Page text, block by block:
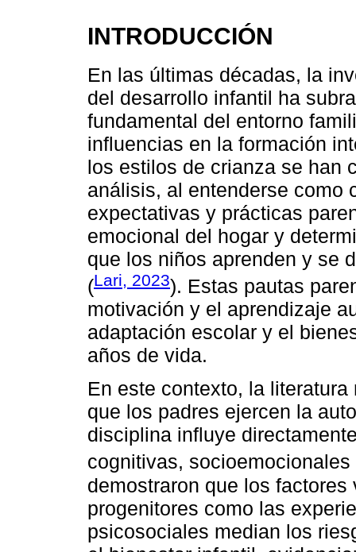
INTRODUCCIÓN
En las últimas décadas, la
del desarrollo infantil ha
fundamental del entorno
influencias en la formación
los estilos de crianza se han
análisis, al entenderse como
expectativas y prácticas
emocional del hogar y
que los niños aprenden y se
(Lari, 2023). Estas pautas
motivación y el aprendizaje
adaptación escolar y el
años de vida.
En este contexto, la
que los padres ejercen la
disciplina influye
cognitivas,
demostraron que los
progenitores como las
psicosociales median los